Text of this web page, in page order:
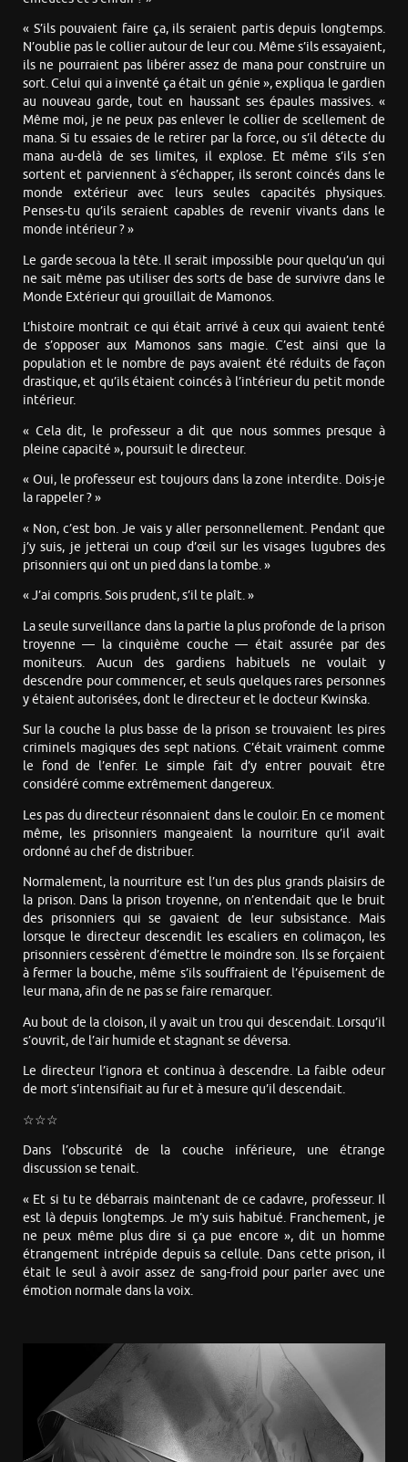
« S’ils pouvaient faire ça, ils seraient partis depuis longtemps.
N’oublie pas le collier autour de leur cou. Même s’ils essayaient,
ils ne pourraient pas libérer assez de mana pour construire un
sort. Celui qui a inventé ça était un génie », expliqua le gardien
au nouveau garde, tout en haussant ses épaules massives. «
Même moi, je ne peux pas enlever le collier de scellement de
mana. Si tu essaies de le retirer par la force, ou s’il détecte du
mana au-delà de ses limites, il explose. Et même s’ils s’en
sortent et parviennent à s’échapper, ils seront coincés dans le
monde extérieur avec leurs seules capacités physiques.
Penses-tu qu’ils seraient capables de revenir vivants dans le
monde intérieur ? »
Le garde secoua la tête. Il serait impossible pour quelqu’un qui
ne sait même pas utiliser des sorts de base de survivre dans le
Monde Extérieur qui grouillait de Mamonos.
L’histoire montrait ce qui était arrivé à ceux qui avaient tenté
de s’opposer aux Mamonos sans magie. C’est ainsi que la
population et le nombre de pays avaient été réduits de façon
drastique, et qu’ils étaient coincés à l’intérieur du petit monde
intérieur.
« Cela dit, le professeur a dit que nous sommes presque à
pleine capacité », poursuit le directeur.
« Oui, le professeur est toujours dans la zone interdite. Dois-je
la rappeler ? »
« Non, c’est bon. Je vais y aller personnellement. Pendant que
j’y suis, je jetterai un coup d’œil sur les visages lugubres des
prisonniers qui ont un pied dans la tombe. »
« J’ai compris. Sois prudent, s’il te plaît. »
La seule surveillance dans la partie la plus profonde de la prison
troyenne — la cinquième couche — était assurée par des
moniteurs. Aucun des gardiens habituels ne voulait y
descendre pour commencer, et seuls quelques rares personnes
y étaient autorisées, dont le directeur et le docteur Kwinska.
Sur la couche la plus basse de la prison se trouvaient les pires
criminels magiques des sept nations. C’était vraiment comme
le fond de l’enfer. Le simple fait d’y entrer pouvait être
considéré comme extrêmement dangereux.
Les pas du directeur résonnaient dans le couloir. En ce moment
même, les prisonniers mangeaient la nourriture qu’il avait
ordonné au chef de distribuer.
Normalement, la nourriture est l’un des plus grands plaisirs de
la prison. Dans la prison troyenne, on n’entendait que le bruit
des prisonniers qui se gavaient de leur subsistance. Mais
lorsque le directeur descendit les escaliers en colimaçon, les
prisonniers cessèrent d’émettre le moindre son. Ils se forçaient
à fermer la bouche, même s’ils souffraient de l’épuisement de
leur mana, afin de ne pas se faire remarquer.
Au bout de la cloison, il y avait un trou qui descendait. Lorsqu’il
s’ouvrit, de l’air humide et stagnant se déversa.
Le directeur l’ignora et continua à descendre. La faible odeur
de mort s’intensifiait au fur et à mesure qu’il descendait.
☆☆☆
Dans l’obscurité de la couche inférieure, une étrange
discussion se tenait.
« Et si tu te débarrais maintenant de ce cadavre, professeur. Il
est là depuis longtemps. Je m’y suis habitué. Franchement, je
ne peux même plus dire si ça pue encore », dit un homme
étrangement intrépide depuis sa cellule. Dans cette prison, il
était le seul à avoir assez de sang-froid pour parler avec une
émotion normale dans la voix.